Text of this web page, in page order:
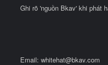
Ghi rõ 'nguồn Bkav' khi phát
Email: whitehat@bkav.com